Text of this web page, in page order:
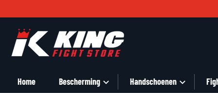
Home Bescherming Handschoenen